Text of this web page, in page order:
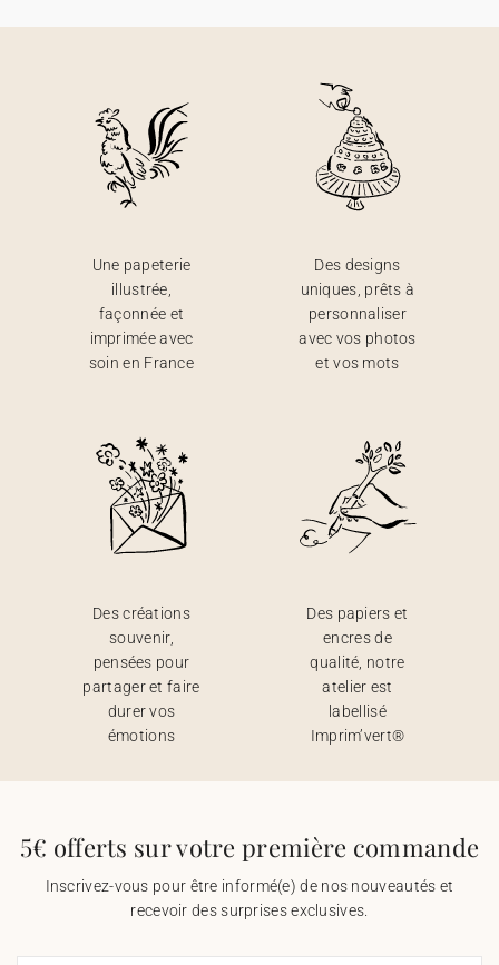
Une papeterie
illustrée,
façonnée et
imprimée avec
soin en France
Des designs
uniques, prêts à
personnaliser
avec vos photos
et vos mots
Des créations
souvenir,
pensées pour
partager et faire
durer vos
émotions
Des papiers et
encres de
qualité, notre
atelier est
labellisé
Imprim’vert®
5€ offerts sur votre première commande
Inscrivez-vous pour être informé(e) de nos nouveautés et
recevoir des surprises exclusives.